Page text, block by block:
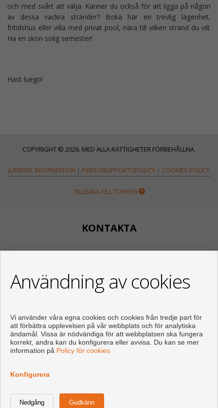
och med svårt att välja. Känner du också för att ligga på någon
av dessa vackra stränder? Boka här en trevlig lägenhet,
fritidshus eller villa med privat pool, nära till vilken strand du vill.
Ha en skön solig semester!
Hast luego!
COPYRIGHT © 2026. MED ALLA RÄTTIGHETER FÖRBEHÅLLNA.
JURIDISK INFORMATION | PERSONUPPGIFTSPOLICY | COOKIES POLICY
TILLBAKA TILL TOPPEN
KONTAKTA
29780 Nerja (Málaga)
+34 951834450
info@appartementennerja.nl
Från Måndag - Fredag : 09:30 - 15:00 och 16:00 - 19:00
Användning av cookies
Vi använder våra egna cookies och cookies från tredje part för
att förbättra upplevelsen på vår webbplats och för analytiska
ändamål. Vissa är nödvändiga för att webbplatsen ska fungera
korrekt, andra kan du konfigurera eller avvisa. Du kan se mer
information på Policy för cookies
Konfigurera